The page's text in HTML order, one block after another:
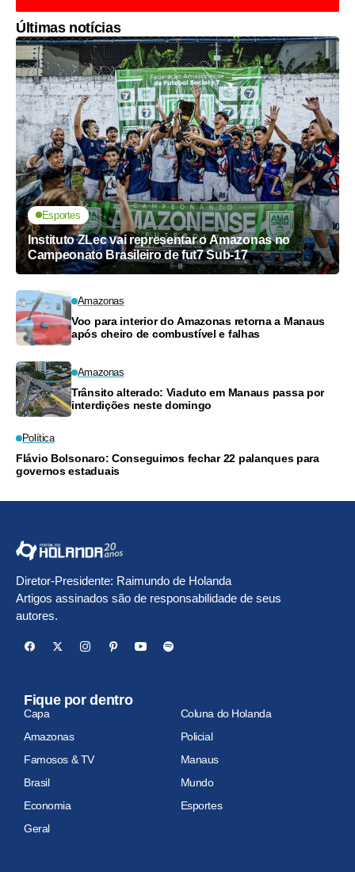
Últimas notícias
Esportes
Instituto ZLec vai representar o Amazonas no
Campeonato Brasileiro de fut7 Sub-17
Amazonas
Voo para interior do Amazonas retorna a Manaus
após cheiro de combustível e falhas
Amazonas
Trânsito alterado: Viaduto em Manaus passa por
interdições neste domingo
Política
Flávio Bolsonaro: Conseguimos fechar 22 palanques para
governos estaduais
Diretor-Presidente: Raimundo de Holanda
Artigos assinados são de responsabilidade de seus
autores.
Fique por dentro
Capa
Coluna do Holanda
Amazonas
Policial
Famosos & TV
Manaus
Brasil
Mundo
Economia
Esportes
Geral